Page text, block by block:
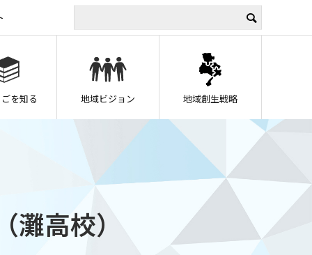
を知る 地域ビジョン 地域創生戦略
高校）